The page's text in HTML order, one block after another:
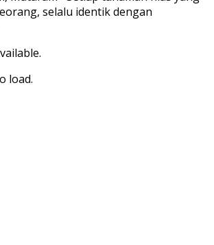
selalu identik dengan
load.